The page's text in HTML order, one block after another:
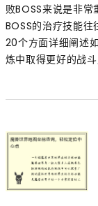
败BOSS来说是非常
BOSS的治疗技能
20个方面详细阐述
炼中取得更好的战